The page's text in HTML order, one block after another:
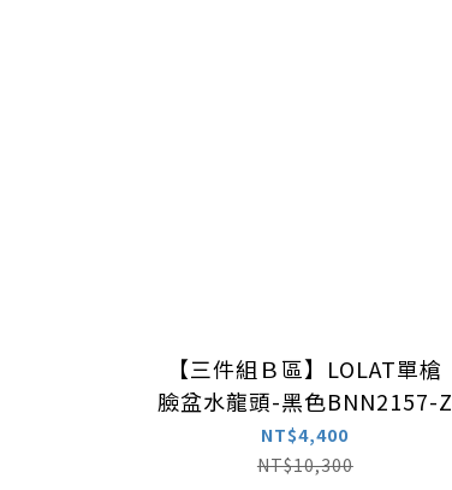
【三件組Ｂ區】LOLAT單槍
臉盆水龍頭-黑色BNN2157-Z
NT$4,400
NT$10,300